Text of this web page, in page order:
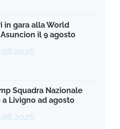
in gara alla World
il 9 agosto
Squadra Nazionale
Livigno ad agosto